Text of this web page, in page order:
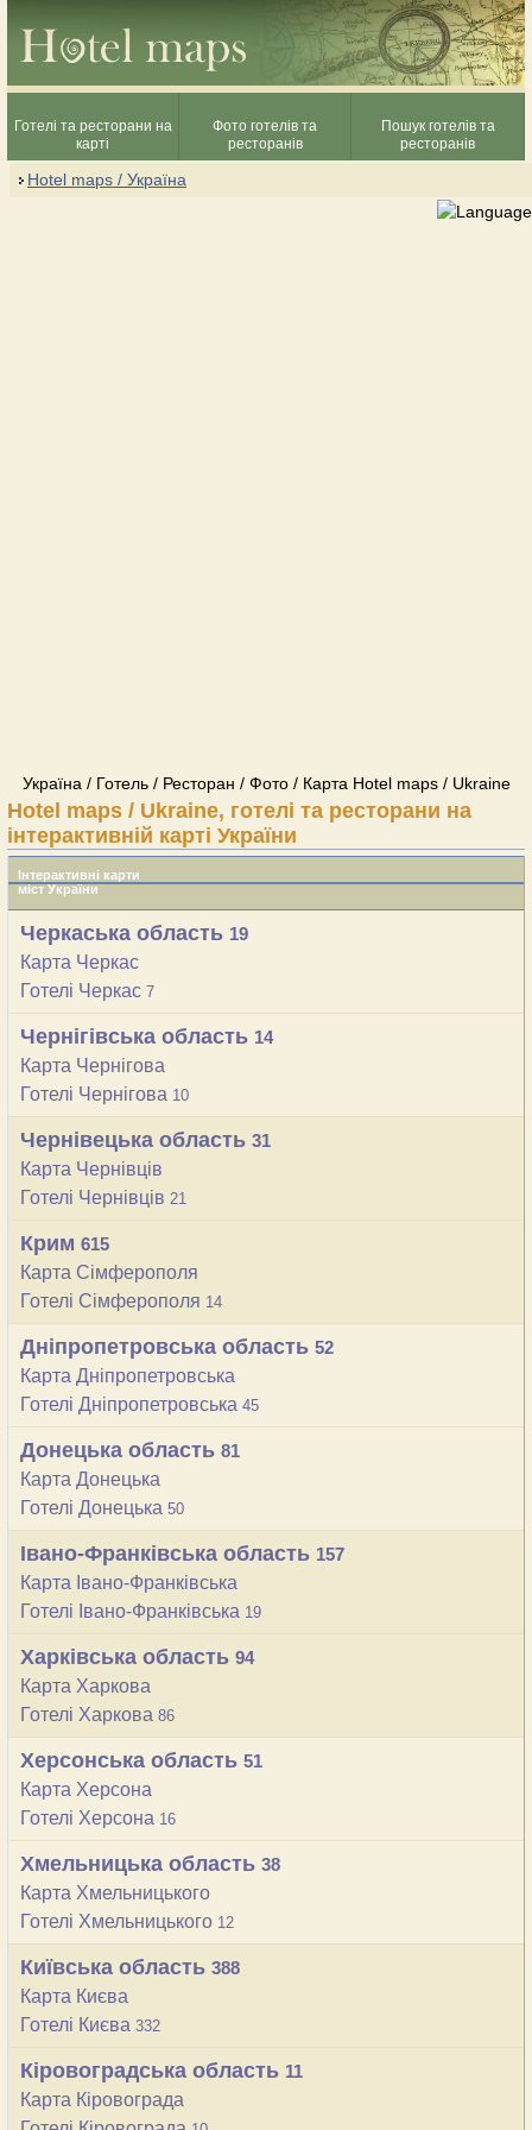
Готелі та ресторани на
карті
Фото готелів та
ресторанів
Пошук готелів та
ресторанів
Hotel maps / Україна
Україна / Готель / Ресторан / Фото / Карта Hotel maps / Ukraine
Hotel maps / Ukraine, готелі та ресторани на
інтерактивній карті України
Інтерактивні карти
міст України
Черкаська область 19
Карта Черкас
Готелі Черкас 7
Чернігівська область 14
Карта Чернігова
Готелі Чернігова 10
Чернівецька область 31
Карта Чернівців
Готелі Чернівців 21
Крим 615
Карта Сімферополя
Готелі Сімферополя 14
Дніпропетровська область 52
Карта Дніпропетровська
Готелі Дніпропетровська 45
Донецька область 81
Карта Донецька
Готелі Донецька 50
Івано-Франківська область 157
Карта Івано-Франківська
Готелі Івано-Франківська 19
Харківська область 94
Карта Харкова
Готелі Харкова 86
Херсонська область 51
Карта Херсона
Готелі Херсона 16
Хмельницька область 38
Карта Хмельницького
Готелі Хмельницького 12
Київська область 388
Карта Києва
Готелі Києва 332
Кіровоградcька область 11
Карта Кіровограда